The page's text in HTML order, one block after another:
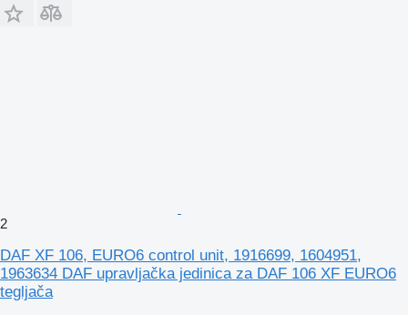
2
DAF XF 106, EURO6 control unit, 1916699, 1604951,
1963634 DAF upravljačka jedinica za DAF 106 XF EURO6
tegljača